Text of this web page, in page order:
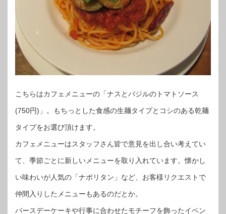
こちらはカフェメニューの「ナスとバジルのトマトソース
(750円)」。もちっとした食感の生麺タイプとコシのある乾麺
タイプをお選び頂けます。
カフェメニューはスタッフさん皆で意見を出し合い考えてい
て、季節ごとに新しいメニューを取り入れています。懐かし
い味わいが人気の「ナポリタン」など、お客様リクエストで
仲間入りしたメニューもあるのだとか。
バースデーケーキや行事に合わせたモチーフを飾ったイベン